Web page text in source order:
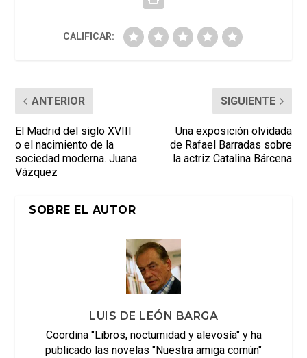
CALIFICAR:
ANTERIOR
El Madrid del siglo XVIII
o el nacimiento de la
sociedad moderna. Juana
Vázquez
SIGUIENTE
Una exposición olvidada
de Rafael Barradas sobre
la actriz Catalina Bárcena
SOBRE EL AUTOR
LUIS DE LEÓN BARGA
Coordina "Libros, nocturnidad y alevosía" y ha
publicado las novelas "Nuestra amiga común"